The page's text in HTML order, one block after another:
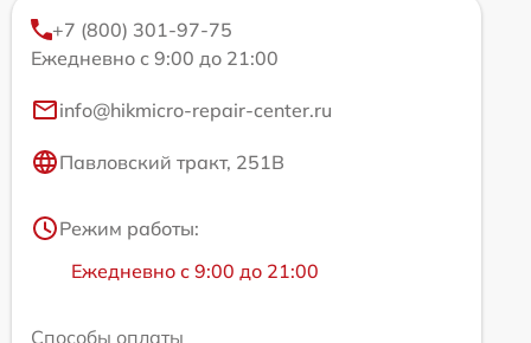
+7 (800) 301-97-75
Ежедневно с 9:00 до 21:00
info@hikmicro-repair-center.ru
Павловский тракт, 251В
Режим работы:
Ежедневно с 9:00 до 21:00
Способы оплаты